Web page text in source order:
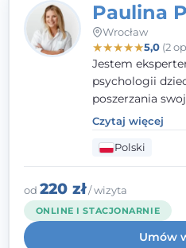
Paulina
Wrocław
★★★★★5,0(2
Jestem
psychologii
poszerzania
różnorodnych
dziećmi,
niezwykle
w wyrażaniu
etyką zawodową,
człowiek
pomoc, by
Czytaj więcej
Polski
od 220 zł/ wizyta
ONLINE I STACJONARNIE
Umów